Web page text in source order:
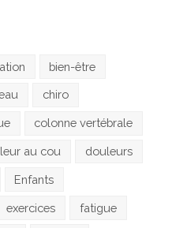
bien-être
chiro
colonne vertébrale
au cou douleurs
Enfants
exercices fatigue